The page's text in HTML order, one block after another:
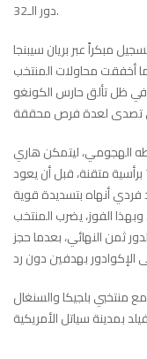
دور الـ32.
مبكراً عبر بريان سيبنجا
أخفقت محاولات المنتخب
في ظل تألق حارس الكونغو
الهجومي، ليتمكن هاري
كين من تسجيل هدف التعادل في الدقيقة الـ75 برأسية متقنة، قبل أن يعود
مجهود فردي أنهاه بتسديدة قوية
الفوز، يضرب المنتخب
ثمن النهائي، بعدما حجز
اليوم بلقاء يجمع منتخبي بلجيكا والسنغال